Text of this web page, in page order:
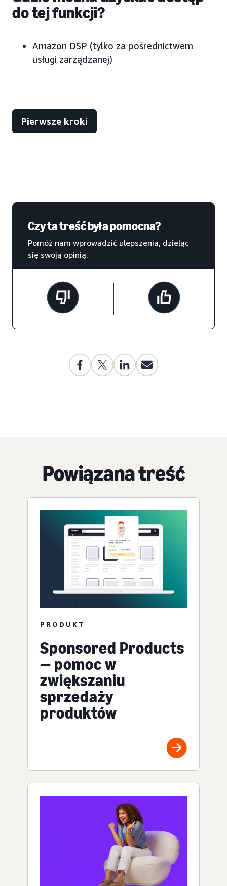
do tej funkcji?
Amazon DSP (tylko za pośrednictwem
usługi zarządzanej)
Pierwsze kroki
Czy ta treść była pomocna?
Pomóż nam wprowadzić ulepszenia, dzieląc
się swoją opinią.
Powiązana treść
PRODUKT
Sponsored Products
— pomoc w
zwiększaniu
sprzedaży
produktów